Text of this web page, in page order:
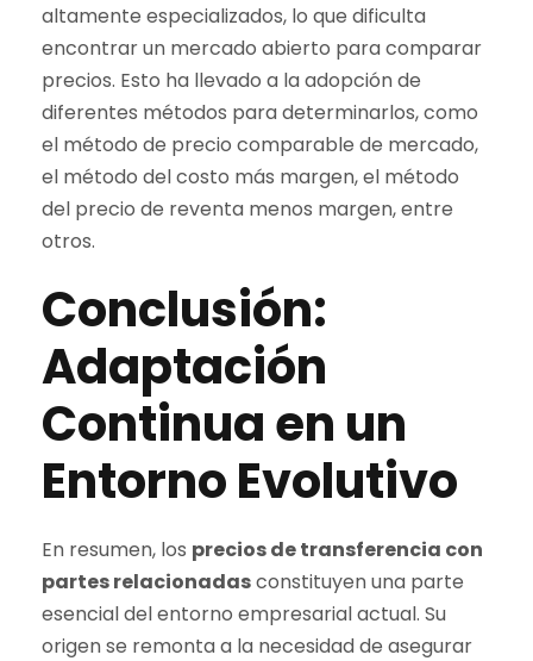
altamente especializados, lo que dificulta
encontrar un mercado abierto para comparar
precios. Esto ha llevado a la adopción de
diferentes métodos para determinarlos, como
el método de precio comparable de mercado,
el método del costo más margen, el método
del precio de reventa menos margen, entre
otros.
Conclusión:
Adaptación
Continua en un
Entorno Evolutivo
En resumen, los precios de transferencia con
partes relacionadasconstituyen una parte
esencial del entorno empresarial actual. Su
origen se remonta a la necesidad de asegurar